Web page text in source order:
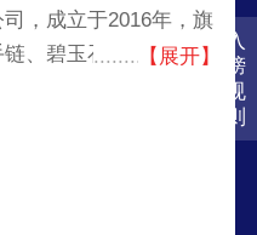
入
榜
规
则
，成立于2016年，旗
、碧玉石质耳钉、银
【展开】